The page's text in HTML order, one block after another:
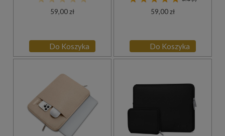
59,00 zł
Do Koszyka
59,00 zł
Do Koszyka